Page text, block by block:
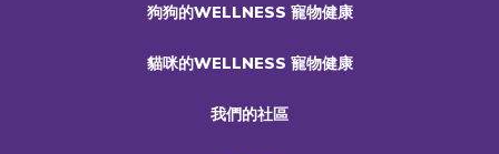
狗狗的WELLNESS 寵物健康
貓咪的WELLNESS 寵物健康
我們的社區